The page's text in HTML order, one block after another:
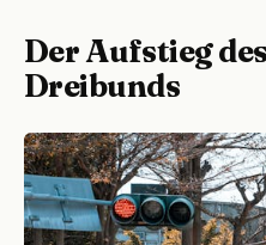
Der Aufstieg
Dreibunds